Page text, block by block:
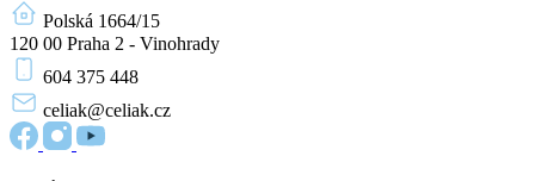
Polská 1664/15
120 00 Praha 2 - Vinohrady
604 375 448
celiak@celiak.cz